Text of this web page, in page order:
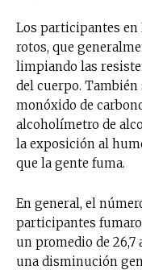
Los participantes
rotos, que
limpiando las
del cuerpo.
monóxido de
alcoholímetro de
la exposición al
que la gente fuma.
En general, el
participantes
un promedio de 26,7
una disminución